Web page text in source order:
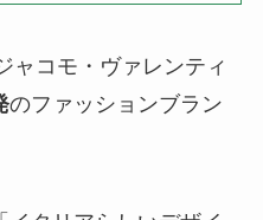
ャコモ・ヴァレンティ
のファッションブラン